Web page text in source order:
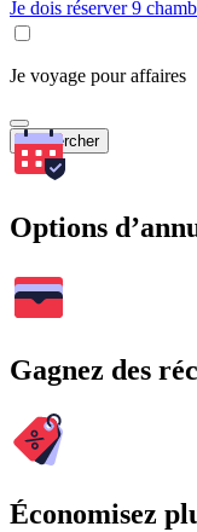
Je dois réserver 9
Je voyage pour affaires
Rechercher
Options
Gagnez des
Économisez